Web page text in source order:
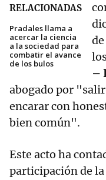
RELACIONADAS
Pradales llama a
acercar la ciencia
a la sociedad para
combatir el avance
de los bulos
–
abogado por
encarar con
bien común".
Este acto ha
participación de